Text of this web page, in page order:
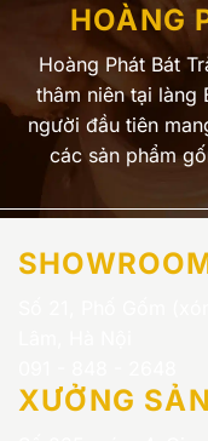
HOÀNG
Hoàng Phát Bát
thâm niên tại làng
người đầu tiên
các sản phẩm
XƯỞNG